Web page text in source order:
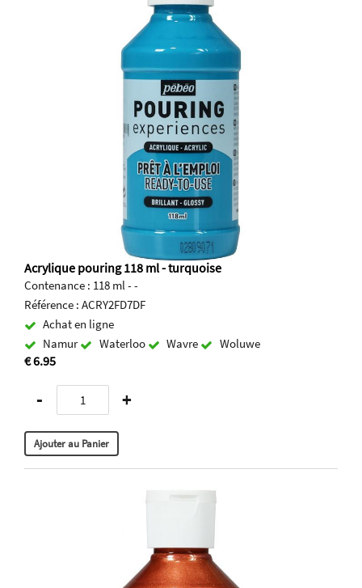
Acrylique pouring 118 ml - turquoise
Contenance : 118 ml - -
Référence : ACRY2FD7DF
Achat en ligne
Namur
Waterloo Wavre Woluwe
€ 6.95
- +